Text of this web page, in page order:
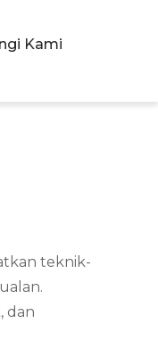
Kami
teknik-
dan